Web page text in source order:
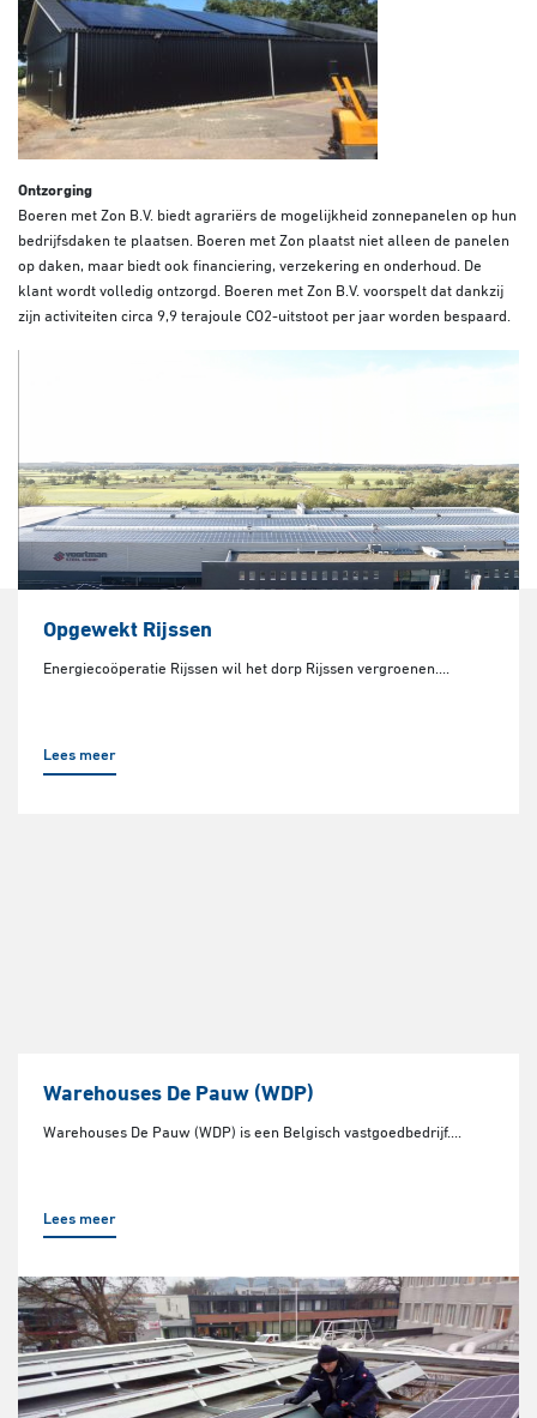
Ontzorging
Boeren met Zon B.V. biedt agrariërs de mogelijkheid zonnepanelen op hun
bedrijfsdaken te plaatsen. Boeren met Zon plaatst niet alleen de panelen
op daken, maar biedt ook financiering, verzekering en onderhoud. De
klant wordt volledig ontzorgd. Boeren met Zon B.V. voorspelt dat dankzij
zijn activiteiten circa 9,9 terajoule CO2-uitstoot per jaar worden bespaard.
Opgewekt Rijssen
Energiecoöperatie Rijssen wil het dorp Rijssen vergroenen....
Lees meer
Warehouses De Pauw (WDP)
Warehouses De Pauw (WDP) is een Belgisch vastgoedbedrijf....
Lees meer